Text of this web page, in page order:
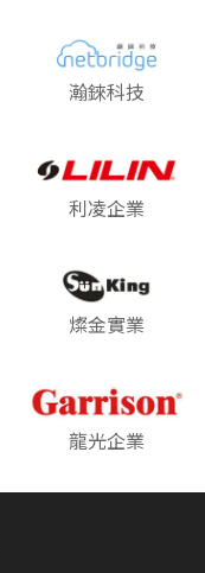
瀚錸科技
利凌企業
燦金實業
龍光企業